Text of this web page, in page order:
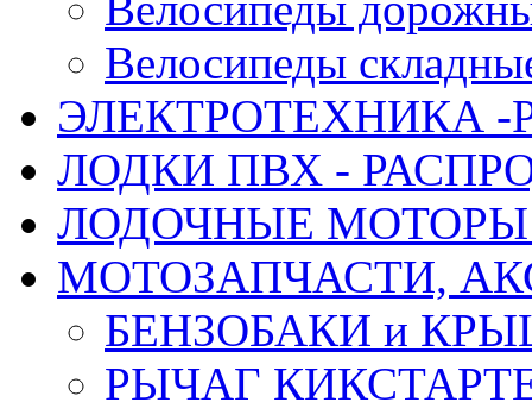
Велосипеды
ЭЛЕКТРОТЕХНИКА
ЛОДКИ ПВХ -
ЛОДОЧНЫЕ
МОТОЗАПЧАСТИ,
БЕНЗОБАКИ и
РЫЧАГ